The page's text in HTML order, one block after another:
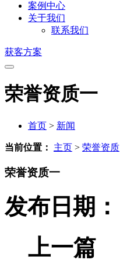
案例中心
关于我们
联系我们
获客方案
荣誉资质一
首页 > 新闻
当前位置： 主页 > 荣誉资质
荣誉资质一
发布日期：
上一篇